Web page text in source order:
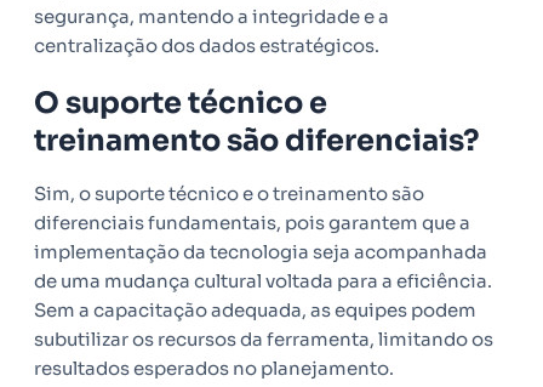
segurança, mantendo a integridade e a
centralização dos dados estratégicos.
O suporte técnico e
treinamento são diferenciais?
Sim, o suporte técnico e o treinamento são
diferenciais fundamentais, pois garantem que a
implementação da tecnologia seja acompanhada
de uma mudança cultural voltada para a eficiência.
Sem a capacitação adequada, as equipes podem
subutilizar os recursos da ferramenta, limitando os
resultados esperados no planejamento.